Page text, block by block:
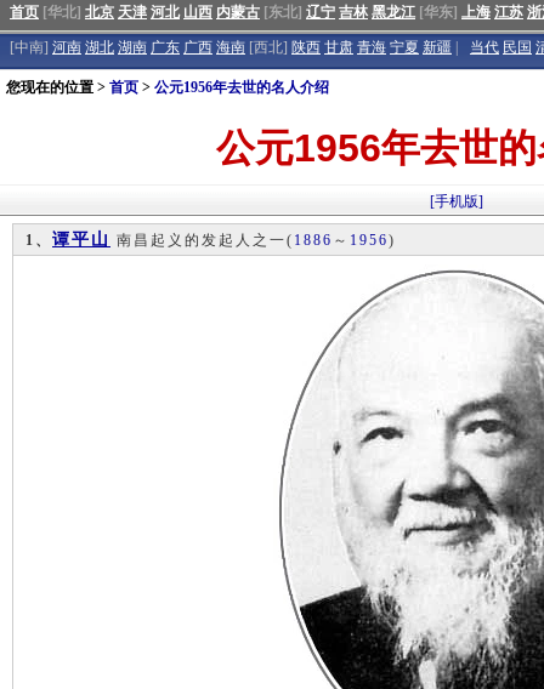
首页 [华北] 北京 天津 河北 山西 内蒙古 [东北] 辽宁 吉林 黑龙江 [华东] 上海 江苏
[中南] 河南 湖北 湖南 广东 广西 海南 [西北] 陕西 甘肃 青海 宁夏 新疆 当代 民国
您现在的位置 > 首页 > 公元1956年去世的名人介绍
公元1956年去世
[手机版]
1、 谭平山 南昌起义的发起人之一( 1886 ～ 1956)